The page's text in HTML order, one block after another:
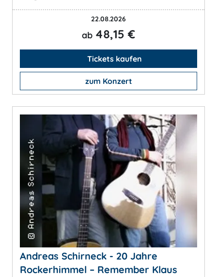
22.08.2026
ab 48,15 €
Tickets kaufen
zum Konzert
Andreas Schirneck - 20 Jahre
Rockerhimmel – Remember Klaus